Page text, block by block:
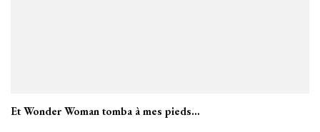
Et Wonder Woman tomba à mes pieds…